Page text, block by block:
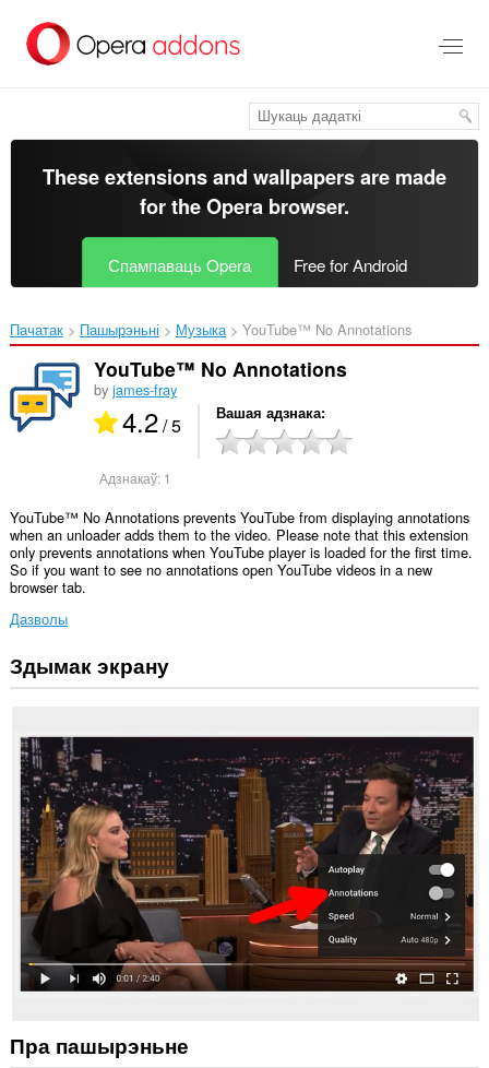
асноўнага
These extensions and wallpapers are made
for theOpera browser.
Спампаваць Opera Free for Android
Пачатак Пашырэньні Музыка YouTube™ No Annotations‎
YouTube™ No Annotations
by james-fray
4.2/ 5 Вашая адзнака
Адзнакаў: 1
YouTube™ No Annotations prevents YouTube from displaying annotations
when an unloader adds them to the video. Please note that this extension
only prevents annotations when YouTube player is loaded for the first time.
So if you want to see no annotations open YouTube videos in a new
browser tab.
Дазволы
Гэта
пашырэнне
доступ
да
вашых
вакенцаў
прагляду.
Здымак экрану
Пра пашырэньне